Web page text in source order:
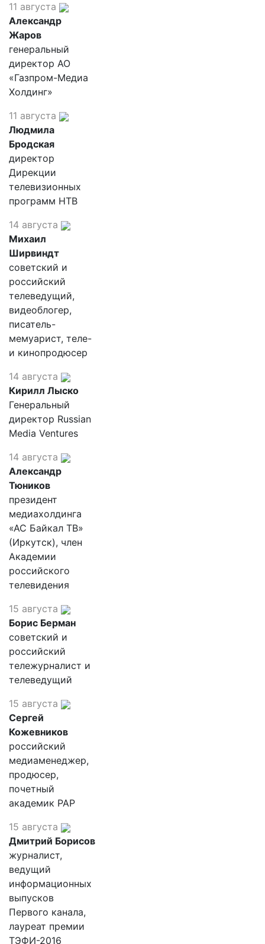
11 августа
Александр
Жаров
генеральный
директор АО
«Газпром-Медиа
Холдинг»
11 августа
Людмила
Бродская
директор
Дирекции
телевизионных
программ НТВ
14 августа
Михаил
Ширвиндт
советский и
российский
телеведущий,
видеоблогер,
писатель-
мемуарист, теле-
и кинопродюсер
14 августа
Кирилл Лыско
Генеральный
директор Russian
Media Ventures
14 августа
Александр
Тюников
президент
медиахолдинга
«АС Байкал ТВ»
(Иркутск), член
Академии
российского
телевидения
15 августа
Борис Берман
советский и
российский
тележурналист и
телеведущий
15 августа
Сергей
Кожевников
российский
медиаменеджер,
продюсер,
почетный
академик РАР
15 августа
Дмитрий Борисов
журналист,
ведущий
информационных
выпусков
Первого канала,
лауреат премии
ТЭФИ-2016